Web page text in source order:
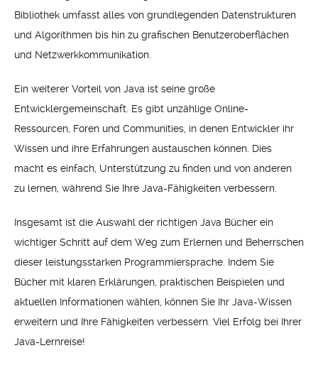
Bibliothek umfasst alles von grundlegenden Datenstrukturen
und Algorithmen bis hin zu grafischen Benutzeroberflächen
und Netzwerkkommunikation.
Ein weiterer Vorteil von Java ist seine große
Entwicklergemeinschaft. Es gibt unzählige Online-
Ressourcen, Foren und Communities, in denen Entwickler ihr
Wissen und ihre Erfahrungen austauschen können. Dies
macht es einfach, Unterstützung zu finden und von anderen
zu lernen, während Sie Ihre Java-Fähigkeiten verbessern.
Insgesamt ist die Auswahl der richtigen Java Bücher ein
wichtiger Schritt auf dem Weg zum Erlernen und Beherrschen
dieser leistungsstarken Programmiersprache. Indem Sie
Bücher mit klaren Erklärungen, praktischen Beispielen und
aktuellen Informationen wählen, können Sie Ihr Java-Wissen
erweitern und Ihre Fähigkeiten verbessern. Viel Erfolg bei Ihrer
Java-Lernreise!